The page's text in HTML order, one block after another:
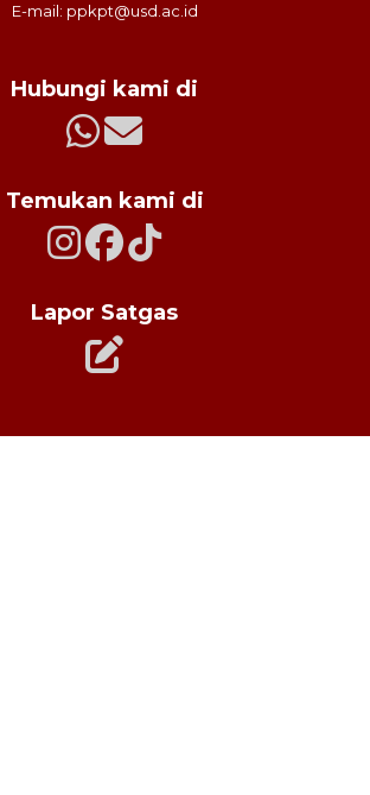
E-mail: ppkpt@usd.ac.id
Hubungi kami di
Temukan kami di
Lapor Satgas